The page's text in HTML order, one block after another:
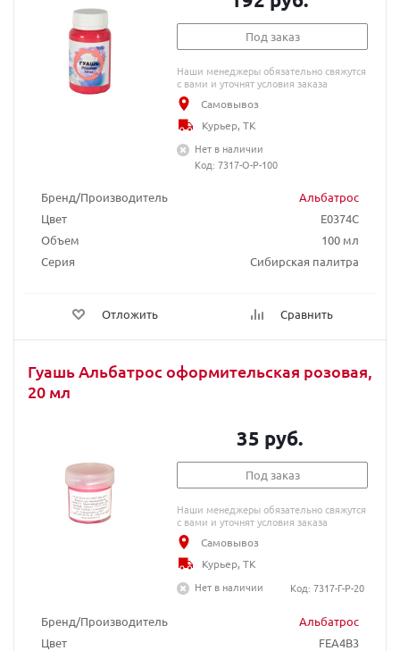
Бренд/Производитель
Альбатрос
Цвет
E0374C
Объем
100 мл
Серия
Сибирская палитра
Отложить Сравнить
Под заказ
Наши менеджеры обязательно свяжутся
с вами и уточнят условия заказа
Самовывоз
Курьер, ТК
Нет в наличии
Код: 7317-О-Р-100
Гуашь Альбатрос оформительская розовая,
20 мл
Бренд/Производитель
Альбатрос
Цвет
FEA4B3
35 руб.
Под заказ
Наши менеджеры обязательно свяжутся
с вами и уточнят условия заказа
Самовывоз
Курьер, ТК
Нет в наличии
Код: 7317-Г-Р-20